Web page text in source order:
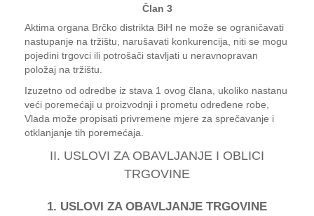
Član 3
Aktima organa Brčko distrikta BiH ne može se ograničavati
nastupanje na tržištu, narušavati konkurencija, niti se mogu
pojedini trgovci ili potrošači stavljati u neravnopravan
položaj na tržištu.
Izuzetno od odredbe iz stava 1 ovog člana, ukoliko nastanu
veći poremećaji u proizvodnji i prometu određene robe,
Vlada može propisati privremene mjere za sprečavanje i
otklanjanje tih poremećaja.
II. USLOVI ZA OBAVLJANJE I OBLICI
TRGOVINE
1. USLOVI ZA OBAVLJANJE TRGOVINE